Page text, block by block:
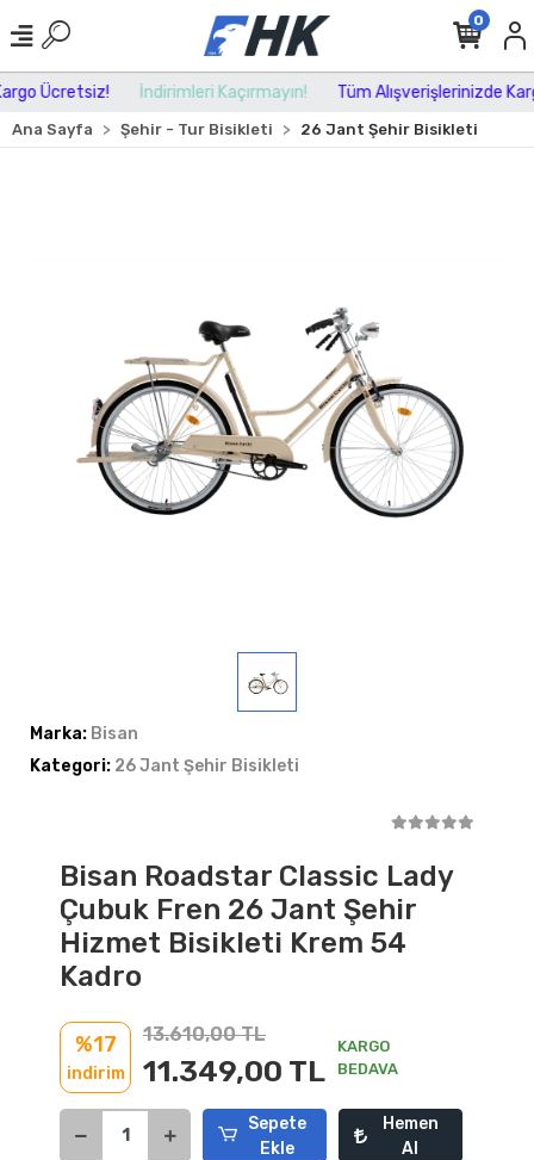
Ücretsiz! İndirimleri Kaçırmayın! Tüm Alışverişlerinizde
0
Ana Sayfa Şehir - Tur Bisikleti 26 Jant Şehir Bisikleti
Marka: Bisan
Kategori: 26 Jant Şehir Bisikleti
Bisan Roadstar Classic Lady
Çubuk Fren 26 Jant Şehir
Hizmet Bisikleti Krem 54
Kadro
%17
indirim
13.610,00 TL
11.349,00 TL
KARGO
BEDAVA
Sepete
Ekle
Hemen
Al